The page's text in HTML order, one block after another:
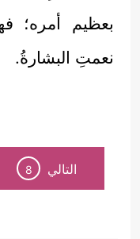
بعظيم أمره؛
نعمتِ البشارةُ.
التالي 8